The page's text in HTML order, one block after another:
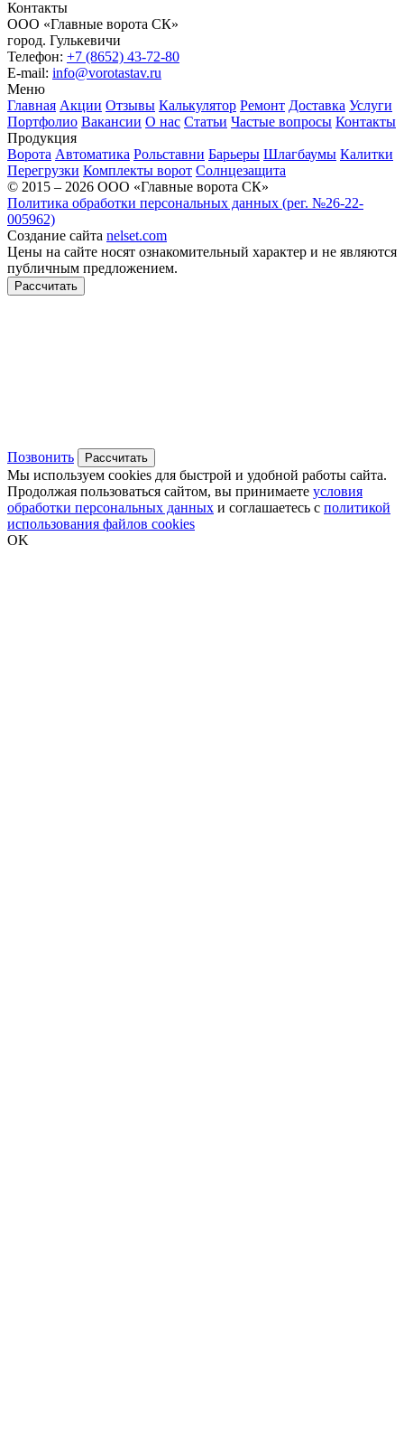
Контакты
ООО «Главные ворота СК»
город. Гулькевичи
Телефон: +7 (8652) 43-72-80
E-mail: info@vorotastav.ru
Меню
Главная Акции Отзывы Калькулятор Ремонт Доставка Услуги
Портфолио Вакансии О нас Статьи Частые вопросы Контакты
Продукция
Ворота Автоматика Рольставни Барьеры Шлагбаумы Калитки
Перегрузки Комплекты ворот Солнцезащита
© 2015 – 2026 ООО «Главные ворота СК»
Политика обработки персональных данных (рег. №26-22-
005962)
Создание сайта nelset.com
Цены на сайте носят ознакомительный характер и не являются
публичным предложением.
Рассчитать
Позвонить Рассчитать
Мы используем cookies для быстрой и удобной работы сайта.
Продолжая пользоваться сайтом, вы принимаете условия
обработки персональных данных и соглашаетесь с политикой
использования файлов cookies
OK